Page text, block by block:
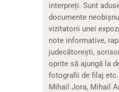
interpreți. Sunt
documente
vizitatorii unei
note informative,
judecătorești,
oprite să ajungă la
fotografii de filaj etc.
Mihail Jora, Mihail